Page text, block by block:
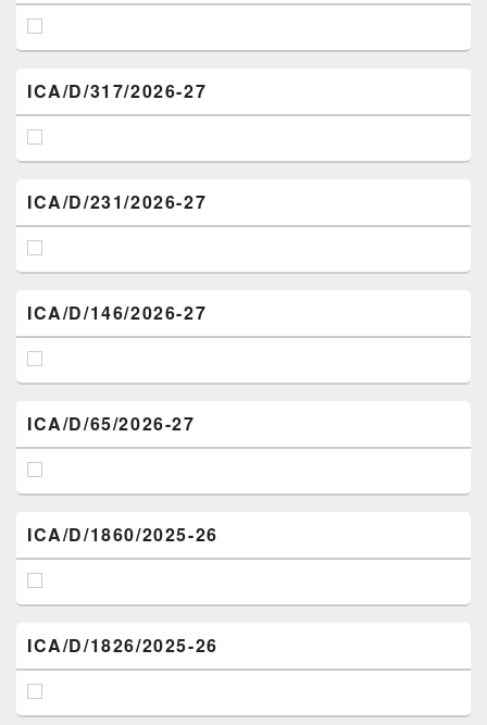
ICA/D/317/2026-27
ICA/D/231/2026-27
ICA/D/146/2026-27
ICA/D/65/2026-27
ICA/D/1860/2025-26
ICA/D/1826/2025-26